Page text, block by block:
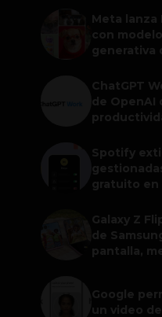
Meta lanza
con
generativa
ChatGPT
de OpenAI
Spotify
gratuito en
Galaxy Z
de
pantalla,
Google
un video